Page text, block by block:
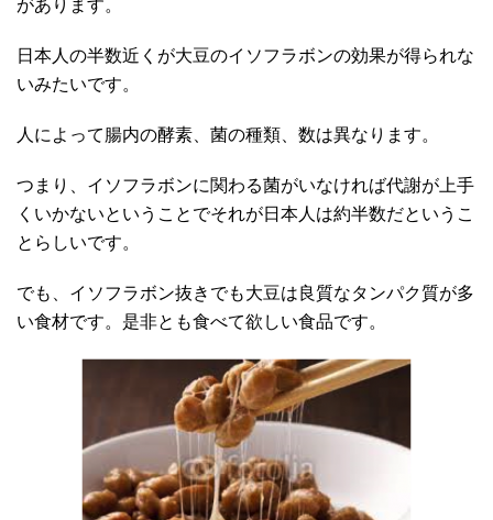
があります。
日本人の半数近くが大豆のイソフラボンの効果が得られな
いみたいです。
人によって腸内の酵素、菌の種類、数は異なります。
つまり、イソフラボンに関わる菌がいなければ代謝が上手
くいかないということでそれが日本人は約半数だというこ
とらしいです。
でも、イソフラボン抜きでも大豆は良質なタンパク質が多
い食材です。是非とも食べて欲しい食品です。